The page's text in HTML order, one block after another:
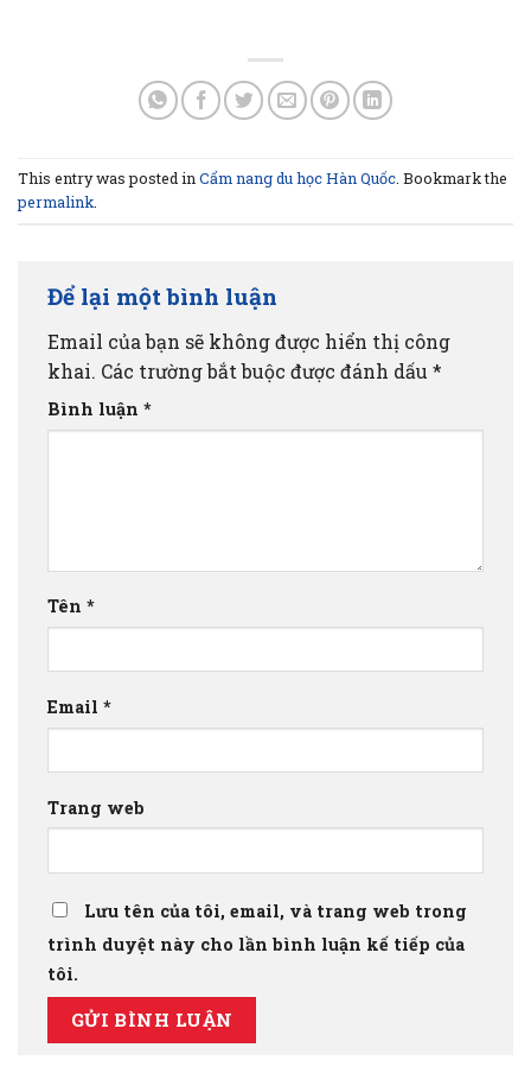
This entry was posted inCẩm nang du học Hàn Quốc. Bookmark the
permalink.
Để lại một bình luận
Email của bạn sẽ không được hiển thị công
khai. Các trường bắt buộc được đánh dấu *
Bình luận *
Tên *
Email *
Trang web
Lưu tên của tôi, email, và trang web trong
trình duyệt này cho lần bình luận kế tiếp của
tôi.